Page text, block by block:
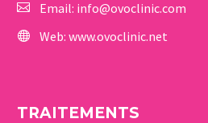
Email: info@ovoclinic.com
Web: www.ovoclinic.net
TRAITEMENTS